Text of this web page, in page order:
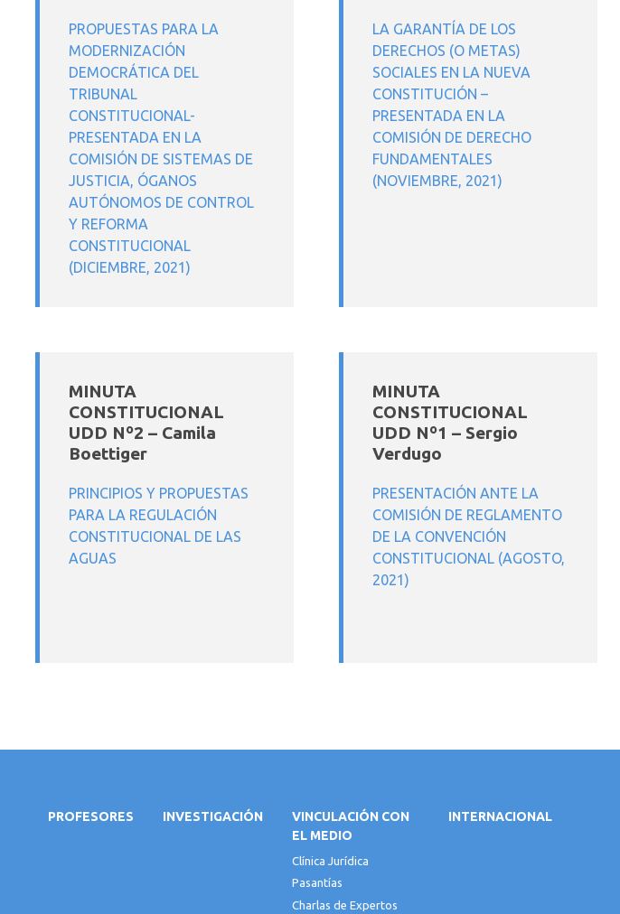
PROPUESTAS PARA LA
MODERNIZACIÓN
DEMOCRÁTICA DEL
TRIBUNAL
CONSTITUCIONAL-
PRESENTADA EN LA
COMISIÓN DE SISTEMAS DE
JUSTICIA, ÓGANOS
AUTÓNOMOS DE CONTROL
Y REFORMA
CONSTITUCIONAL
(DICIEMBRE, 2021)
LA GARANTÍA DE LOS
DERECHOS (O METAS)
SOCIALES EN LA NUEVA
CONSTITUCIÓN –
PRESENTADA EN LA
COMISIÓN DE DERECHO
FUNDAMENTALES
(NOVIEMBRE, 2021)
MINUTA
CONSTITUCIONAL
UDD Nº2 – Camila
Boettiger
PRINCIPIOS Y PROPUESTAS
PARA LA REGULACIÓN
CONSTITUCIONAL DE LAS
AGUAS
MINUTA
CONSTITUCIONAL
UDD Nº1 – Sergio
Verdugo
PRESENTACIÓN ANTE LA
COMISIÓN DE REGLAMENTO
DE LA CONVENCIÓN
CONSTITUCIONAL (AGOSTO,
2021)
PROFESORES INVESTIGACIÓN
VINCULACIÓN CON
EL MEDIO
Clínica Jurídica
Pasantías
Charlas de Expertos
INTERNACIONAL